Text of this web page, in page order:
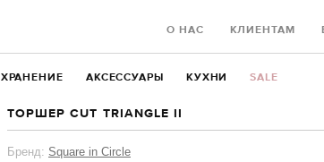
ХРАНЕНИЕ АКСЕССУАРЫ КУХНИ SALE
О НАС КЛИЕНТАМ
ТОРШЕР CUT TRIANGLE II
Бренд: Square in Circle